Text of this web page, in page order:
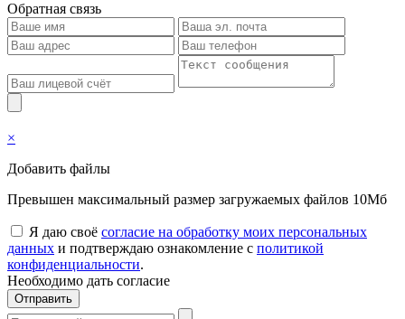
Обратная связь
×
Добавить файлы
Превышен максимальный размер загружаемых файлов 10Мб
Я даю своё согласие на обработку моих персональных
данных и подтверждаю ознакомление с политикой
конфиденциальности.
Необходимо дать согласие
Отправить